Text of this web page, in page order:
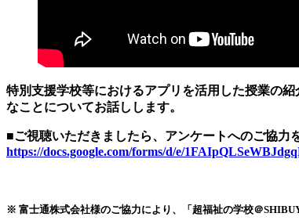
特別支援学校等におけるアプリを活用した授業の
なことについてお話しします。
■ご視聴いただきましたら、アンケートへのご協力
https://docs.google.com/forms/d/e/
※ 富士通株式会社様のご協力により、「超福祉の学校＠